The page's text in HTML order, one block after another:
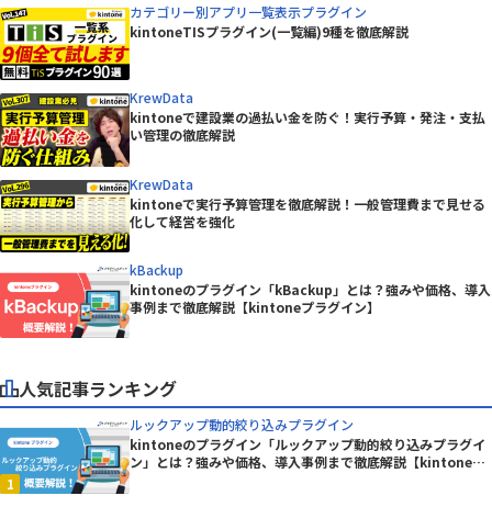
カテゴリー別アプリ一覧表示プラグイン
kintoneTISプラグイン(一覧編)9種を徹底解説
KrewData
kintoneで建設業の過払い金を防ぐ！実行予算・発注・支払
い管理の徹底解説
KrewData
kintoneで実行予算管理を徹底解説！一般管理費まで見せる
化して経営を強化
kBackup
kintoneのプラグイン「kBackup」とは？強みや価格、導入
事例まで徹底解説【kintoneプラグイン】
人気記事ランキング
ルックアップ動的絞り込みプラグイン
kintoneのプラグイン「ルックアップ動的絞り込みプラグイ
ン」とは？強みや価格、導入事例まで徹底解説【kintoneプ